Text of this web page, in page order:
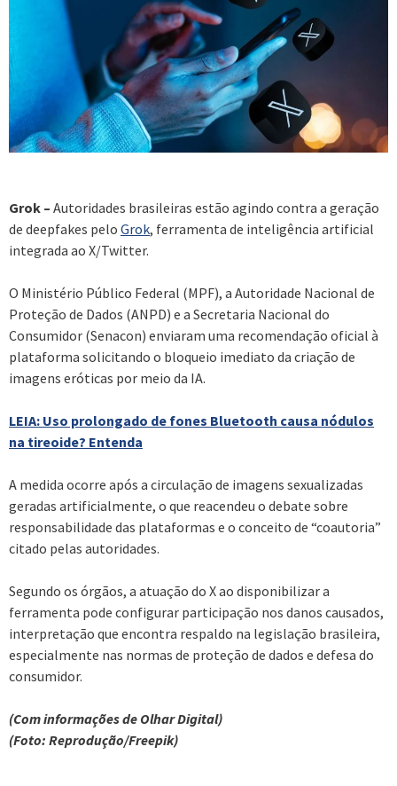
Grok – Autoridades brasileiras estão agindo contra a geração
de deepfakes pelo Grok, ferramenta de inteligência artificial
integrada ao X/Twitter.
O Ministério Público Federal (MPF), a Autoridade Nacional de
Proteção de Dados (ANPD) e a Secretaria Nacional do
Consumidor (Senacon) enviaram uma recomendação oficial à
plataforma solicitando o bloqueio imediato da criação de
imagens eróticas por meio da IA.
LEIA: Uso prolongado de fones Bluetooth causa nódulos
na tireoide? Entenda
A medida ocorre após a circulação de imagens sexualizadas
geradas artificialmente, o que reacendeu o debate sobre
responsabilidade das plataformas e o conceito de “coautoria”
citado pelas autoridades.
Segundo os órgãos, a atuação do X ao disponibilizar a
ferramenta pode configurar participação nos danos causados,
interpretação que encontra respaldo na legislação brasileira,
especialmente nas normas de proteção de dados e defesa do
consumidor.
(Com informações de Olhar Digital)
(Foto: Reprodução/Freepik)